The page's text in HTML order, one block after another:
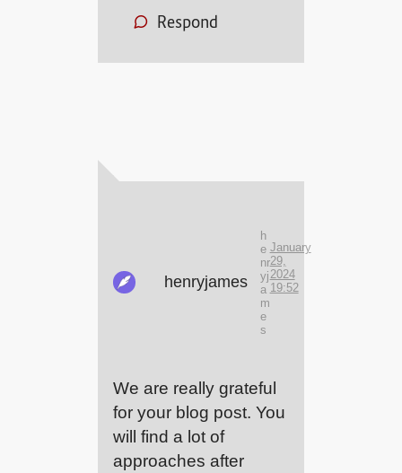
Respond
henryjames
h
e
nr
yj
a
m
e
s
January
29,
2024
19:52
We are really grateful
for your blog post. You
will find a lot of
approaches after